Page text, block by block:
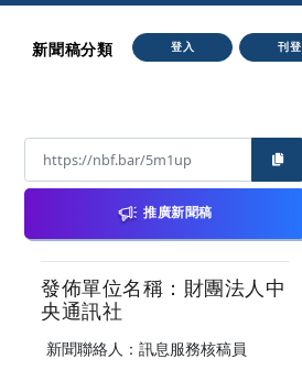
新聞稿分類 登入 刊登
推廣新聞稿
發佈單位名稱：財團法人中
央通訊社
新聞聯絡人：訊息服務核稿員